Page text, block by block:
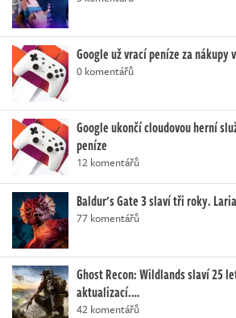
Google už vrací peníze za nákupy
0 komentářů
Google ukončí cloudovou herní
peníze
12 komentářů
Baldur's Gate 3 slaví tři roky.
77 komentářů
Ghost Recon: Wildlands slaví 25
aktualizací.…
42 komentářů